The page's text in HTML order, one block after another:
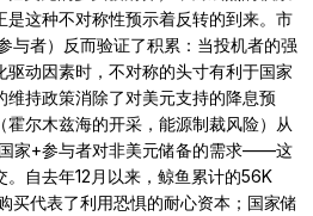
这种不对称性预示着反转的到来。市
与者）反而验证了积累：当投机者的强
动因素时，不对称的头寸有利于国家
维持政策消除了对美元支持的降息预
尔木兹海的开采，能源制裁风险）从
家+参与者对非美元储备的需求——这
自去年12月以来，鲸鱼累计的56K
买代表了利用恐惧的耐心资本；国家储